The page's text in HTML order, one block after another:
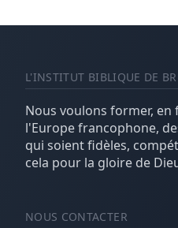
L'INSTITUT BIBLIQUE DE
Nous voulons former,
l'Europe francophone,
qui soient fidèles,
cela pour la gloire de
NOUS CONTACTER